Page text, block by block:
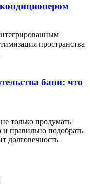
пространства
бани: что
только продумать
правильно подобрать
долговечность